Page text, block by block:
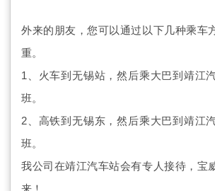
外来的朋友，您可以通过以下几种乘车
重。
1、火车到无锡站，然后乘大巴到靖江
班。
2、高铁到无锡东，然后乘大巴到靖江
班。
我公司在靖江汽车站会有专人接待，宝